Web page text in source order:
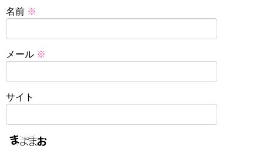
名前 ※
メール ※
サイト